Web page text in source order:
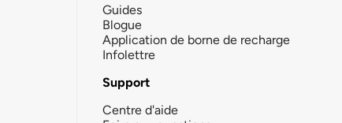
Guides
Blogue
Application de borne de recharge
Infolettre
Support
Centre d'aide